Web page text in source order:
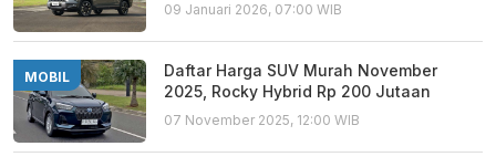
09 Januari 2026, 07:00 WIB
MOBIL
Daftar Harga SUV Murah November
2025, Rocky Hybrid Rp 200 Jutaan
07 November 2025, 12:00 WIB